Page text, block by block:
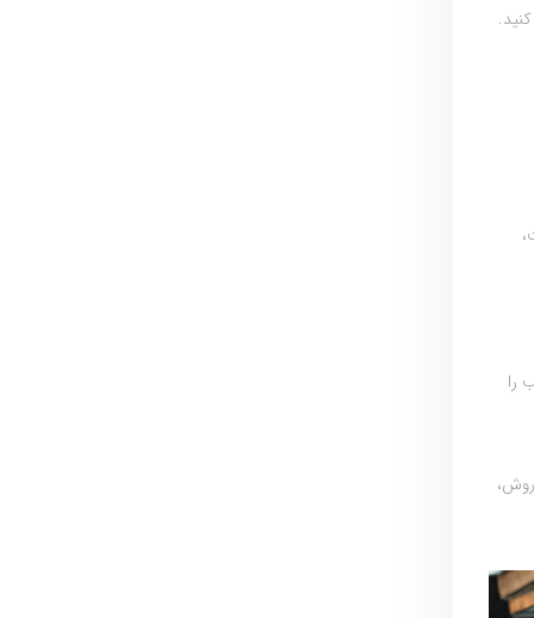
را